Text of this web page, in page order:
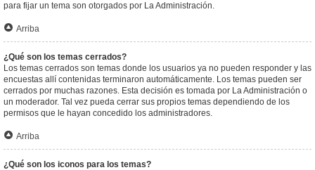
para fijar un tema son otorgados por La Administración.
Arriba
¿Qué son los temas cerrados?
Los temas cerrados son temas donde los usuarios ya no pueden responder y las
encuestas allí contenidas terminaron automáticamente. Los temas pueden ser
cerrados por muchas razones. Esta decisión es tomada por La Administración o
un moderador. Tal vez pueda cerrar sus propios temas dependiendo de los
permisos que le hayan concedido los administradores.
Arriba
¿Qué son los iconos para los temas?